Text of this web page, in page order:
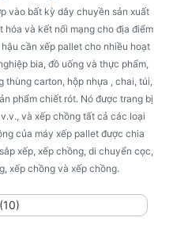
vào bất kỳ dây chuyền sản xuất
hóa và kết nối mạng cho địa điểm
cần xếp pallet cho nhiều hoạt
bia, đồ uống và thực phẩm,
carton, hộp nhựa , chai, túi,
phẩm chiết rót. Nó được trang bị
và xếp chồng tất cả các loại
của máy xếp pallet được chia
xếp, xếp chồng, di chuyển cọc,
xếp chồng và xếp chồng.